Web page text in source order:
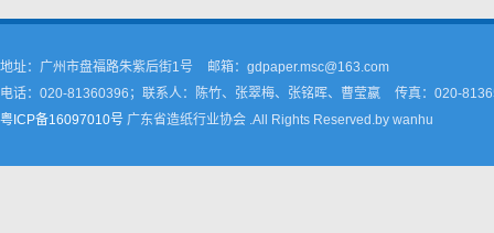
地址：广州市盘福路朱紫后街1号
邮箱：gdpaper.msc@163.com
电话：020-81360396；联系人：陈竹、张翠梅、张铭晖、曹莹嬴
传真：020-
粤ICP备16097010号 广东省造纸行业协会 .All Rights Reserved.by wanhu